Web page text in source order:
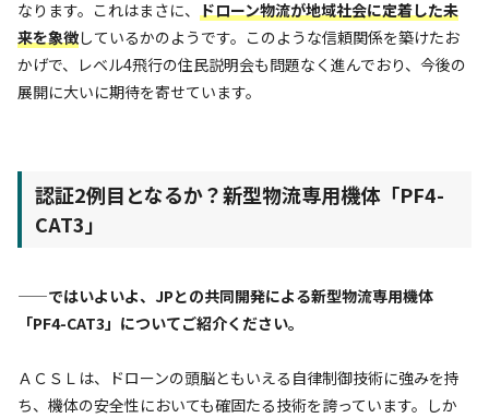
なります。これはまさに、
ドローン物流が地域社会に定着した未
来を象徴しているかのようです。このような信頼関係を築けたお
かげで、レベル4飛行の住民説明会も問題なく進んでおり、今後の
展開に大いに期待を寄せています。
認証2例目となるか？新型物流専用機体「PF4-
CAT3」
——ではいよいよ、JPとの共同開発による新型物流専用機体
「PF4-CAT3」についてご紹介ください。
ＡＣＳＬは、ドローンの頭脳ともいえる自律制御技術に強みを持
ち、機体の安全性においても確固たる技術を誇っています。しか